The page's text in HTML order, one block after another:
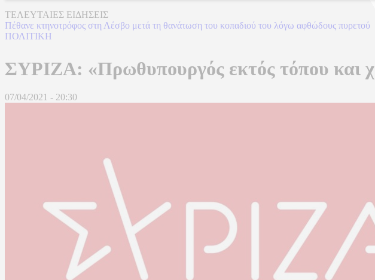
ΤΕΛΕΥΤΑΙΕΣ ΕΙΔΗΣΕΙΣ
Πέθανε κτηνοτρόφος στη Λέσβο μετά τη θανάτωση του κοπαδιού του λόγω αφθώδους πυρετού
ΠΟΛΙΤΙΚΗ
ΣΥΡΙΖΑ: «Πρωθυπουργός εκτός τόπου και
07/04/2021 - 20:30